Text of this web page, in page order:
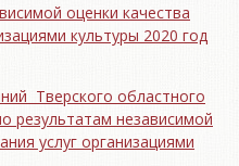
оценки качества
культуры 2020 год
Тверского областного
результатам независимой
услуг организациями